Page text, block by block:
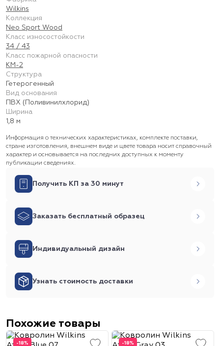
Wilkins
Коллекция
Neo Sport Wood
Класс износостойкости
34 / 43
Класс пожарной опасности
КМ-2
Структура
Гетерогенный
Вид основания
ПВХ (Поливинилхлорид)
Ширина
1,8 м
Информация о технических характеристиках, комплекте поставки,
стране изготовления, внешнем виде и цвете товара носит справочный
характер и основывается на последних доступных к моменту
публикации сведениях.
Получить КП за 30 минут
Заказать бесплатный образец
Индивидуальный дизайн
Узнать стоимость доставки
Похожие товары
-18% -18%